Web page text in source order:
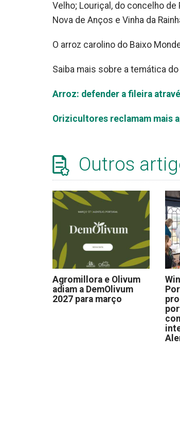
Velho; Louriçal, do concelho de
Nova de Anços e Vinha da
O arroz carolino do Baixo
Saiba mais sobre a temática
Arroz: defender a fileira
Orizicultores reclamam mais
Outros
Agromillora e Olivum
adiam a DemOlivum
2027 para março